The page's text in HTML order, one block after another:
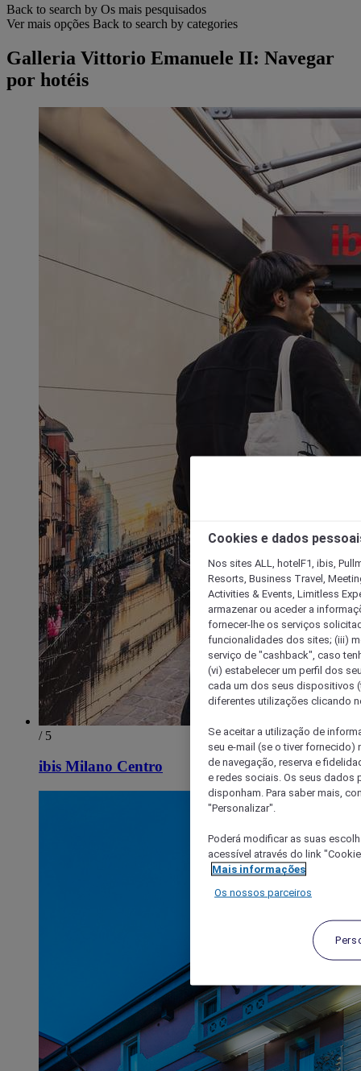
Back to search by Os mais pesquisados
Ver mais opções Back to search by categories
Galleria Vittorio Emanuele II: Navegar
por hotéis
/ 5
ibis Milano Centro
Cookies e dados
Nos sites ALL, hotelF1, ibis,
Resorts, Business Travel,
Activities & Events, Limitless
armazenar ou aceder a
fornecer-lhe os serviços
funcionalidades dos sites; (iii)
serviço de "cashback", caso
(vi) estabelecer um perfil dos
cada um dos seus dispositivos
diferentes utilizações clicando
Se aceitar a utilização de
seu e-mail (se o tiver
de navegação, reserva e
e redes sociais. Os seus dados
disponham. Para saber mais,
"Personalizar".
Poderá modificar as suas
acessível através do link
Mais informações
Os nossos parceiros